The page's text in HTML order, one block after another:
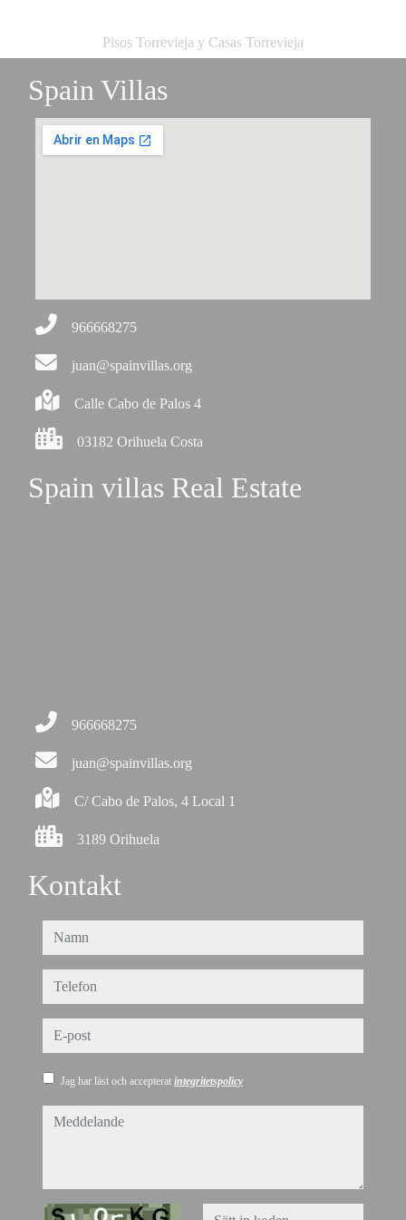
Pisos Torrevieja y Casas Torrevieja
Spain Villas
966668275
juan@spainvillas.org
Calle Cabo de Palos 4
03182 Orihuela Costa
Spain villas Real Estate
966668275
juan@spainvillas.org
C/ Cabo de Palos, 4 Local 1
3189 Orihuela
Kontakt
namn
telefon
e-post
Jag har läst och accepterat integritetspolicy
meddelande
Captcha